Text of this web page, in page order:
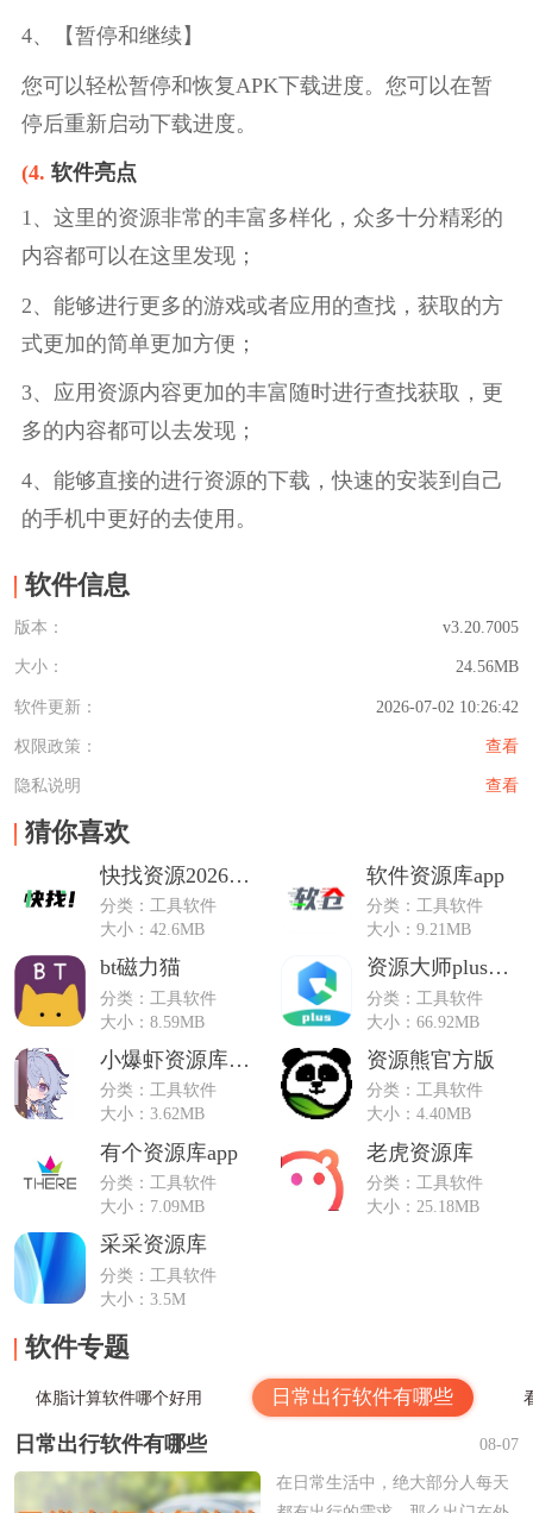
4、【暂停和继续】
您可以轻松暂停和恢复APK下载进度。您可以在暂
停后重新启动下载进度。
(4. 软件亮点
1、这里的资源非常的丰富多样化，众多十分精彩的
内容都可以在这里发现；
2、能够进行更多的游戏或者应用的查找，获取的方
式更加的简单更加方便；
3、应用资源内容更加的丰富随时进行查找获取，更
多的内容都可以去发现；
4、能够直接的进行资源的下载，快速的安装到自己
的手机中更好的去使用。
软件信息
版本： v3.20.7005
大小： 24.56MB
软件更新： 2026-07-02 10:26:42
权限政策： 查看
隐私说明 查看
猜你喜欢
快找资源2026VIP解锁版
分类：工具软件
大小：42.6MB
软件资源库app
分类：工具软件
大小：9.21MB
bt磁力猫
分类：工具软件
大小：8.59MB
资源大师plus会员解锁版
分类：工具软件
大小：66.92MB
小爆虾资源库官方版app
分类：工具软件
大小：3.62MB
资源熊官方版
分类：工具软件
大小：4.40MB
有个资源库app
分类：工具软件
大小：7.09MB
老虎资源库
分类：工具软件
大小：25.18MB
采采资源库
分类：工具软件
大小：3.5M
软件专题
体脂计算软件哪个好用 日常出行软件有哪些
日常出行软件有哪些 08-07
在日常生活中，绝大部分人每天